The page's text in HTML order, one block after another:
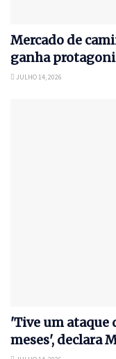
Mercado de
ganha
JULHO 14, 2026
'Tive um ataque
meses', declara